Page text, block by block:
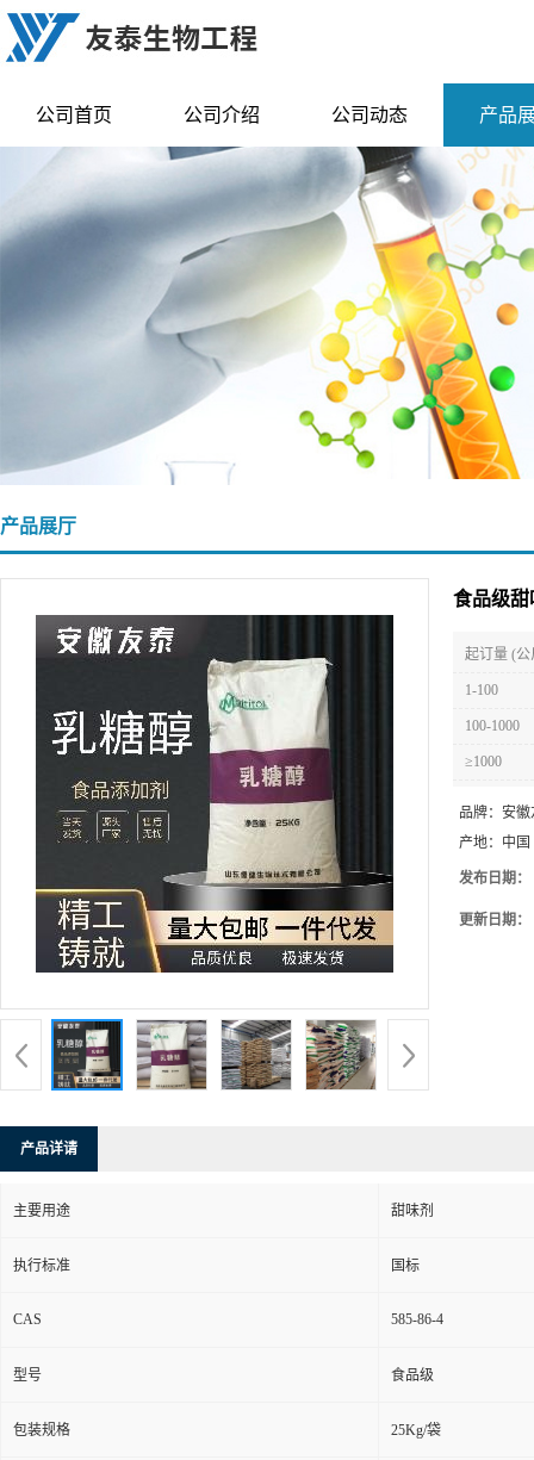
公司首页 公司介绍 公司动态 产品
产品展厅
食品级甜
起订量 (公
1-100
100-1000
≥1000
品牌： 安徽
产地： 中国
发布日期：
更新日期：
产品详请
主要用途 甜味剂
执行标准 国标
CAS 585-86-4
型号 食品级
包装规格 25Kg/袋